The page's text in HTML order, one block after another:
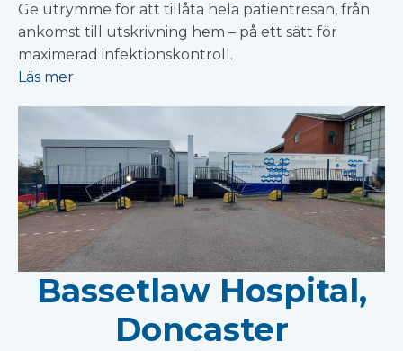
Ge utrymme för att tillåta hela patientresan, från
ankomst till utskrivning hem – på ett sätt för
maximerad infektionskontroll.
Läs mer
Bassetlaw Hospital,
Doncaster